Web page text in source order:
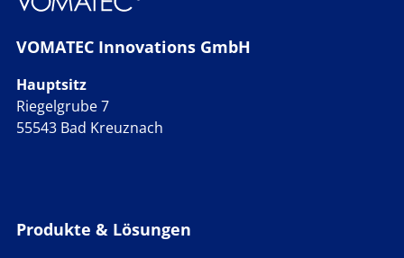
VOMATEC Innovations GmbH
Hauptsitz
Riegelgrube 7
55543 Bad Kreuznach
Produkte & Lösungen